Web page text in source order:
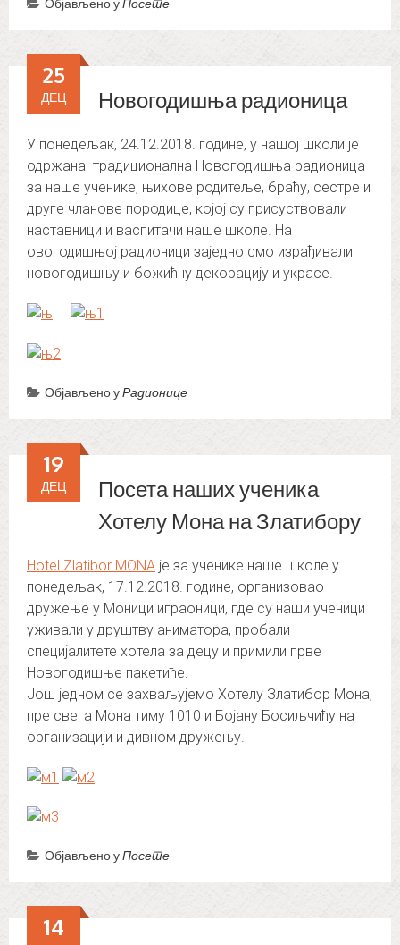
Објављено уПосете
Новогодишња радионица
25
ДЕЦ
У понедељак, 24.12.2018. године, у нашој школи је
одржана традиционална Новогодишња радионица
за наше ученике, њихове родитеље, браћу, сестре и
друге чланове породице, којој су присуствовали
наставници и васпитачи наше школе. На
овогодишњој радионици заједно смо израђивали
новогодишњу и божићну декорацију и украсе.
Објављено уРадионице
Посета наших ученика
Хотелу Мона на Златибору
19
ДЕЦ
Hotel Zlatibor MONA је за ученике наше школе у
понедељак, 17.12.2018. године, организовао
дружење у Моници играоници, где су наши ученици
уживали у друштву аниматора, пробали
специјалитете хотела за децу и примили прве
Новогодишње пакетиће.
Још једном се захваљујемо Хотелу Златибор Мона,
пре свега Мона тиму 1010 и Бојану Босиљчићу на
организацији и дивном дружењу.
Објављено уПосете
14